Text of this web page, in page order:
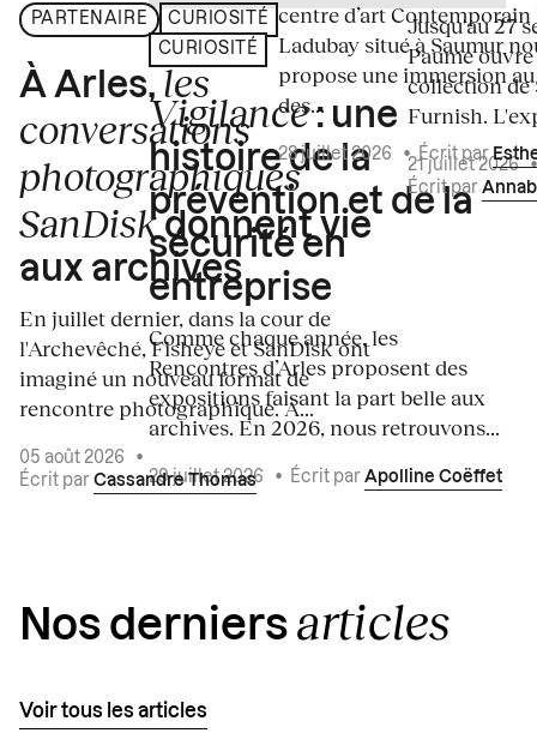
PARTENAIRE CURIOSITÉ
À Arles, les
conversations
photographiques
SanDiskdonnent vie
aux archives
En juillet dernier, dans la cour de
l'Archevêché, Fisheye et SanDisk ont
imaginé un nouveau format de
rencontre photographique. À...
05 août 2026
•
Écrit par Cassandre Thomas
CURIOSITÉ
Vigilance: une
histoire de la
prévention et de la
sécurité en
entreprise
Comme chaque année, les
Rencontres d’Arles proposent des
expositions faisant la part belle aux
archives. En 2026, nous retrouvons...
29 juillet 2026 • Écrit par Apolline Coëffet
centre d’art Contemporain
Ladubay situé à Saumur
propose une immersion
des...
28 juillet 2026 •Écrit par
Jusqu'au 27
Paume
collection de
Furnish.
21 juillet 2026
Écrit par
Nos derniers articles
Voir tous les articles